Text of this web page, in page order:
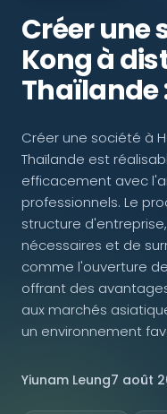
Comptabilité & audit
EXPLORER
Actualités
NOUS SUIVRE
Créer une
Kong à
Thaïlande
Créer une société à
Thaïlande est
efficacement avec
professionnels. Le
structure
nécessaires et de
comme l'ouverture
offrant des
aux marchés
un environnement
Yiunam Leung7 août